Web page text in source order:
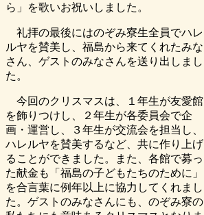
ら」を歌いお祝いしました。
礼拝の最後にはのぞみ寮生全員でハレ
ルヤを賛美し、福島から来てくれたみな
さん、ゲストのみなさんを送り出しまし
た。
今回のクリスマスは、１年生が友愛館
を飾りつけし、２年生が各委員会で企
画・運営し、３年生が交流会を担当し、
ハレルヤを賛美するなど、共に作り上げ
ることができました。また、各館で募っ
た献金も「福島の子どもたちのために」
を合言葉に例年以上に協力してくれまし
た。ゲストのみなさんにも、のぞみ寮の